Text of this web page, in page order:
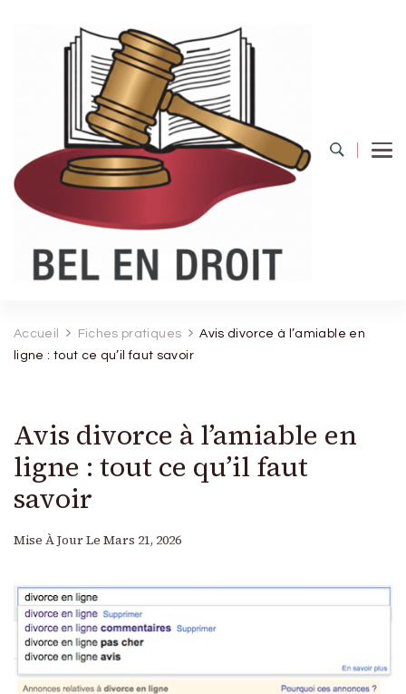
Accueil Fiches pratiques
Avis divorce à l’amiable en
ligne : tout ce qu’il faut savoir
Avis divorce à l’amiable en
ligne : tout ce qu’il faut
savoir
Mise À Jour Le Mars 21, 2026